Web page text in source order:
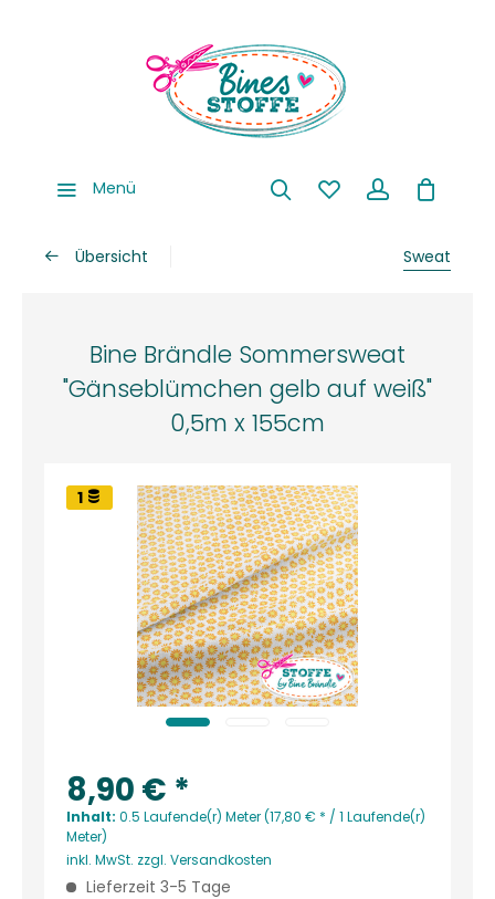
Menü
Übersicht Sweat
Bine Brändle Sommersweat
"Gänseblümchen gelb auf weiß"
0,5m x 155cm
1
8,90 € *
Inhalt: 0.5 Laufende(r) Meter (17,80 € * / 1 Laufende(r)
Meter)
inkl. MwSt. zzgl. Versandkosten
Lieferzeit 3-5 Tage